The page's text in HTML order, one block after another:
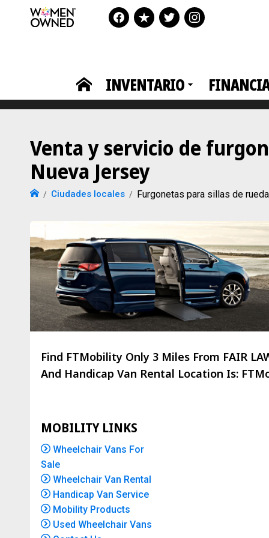
INVENTARIO
Venta y servicio de
Nueva Jersey
Ciudades locales Furgonetas para sillas de
Find FTMobility Only 3 Miles From FAIR
And Handicap Van Rental Location Is:
MOBILITY LINKS
Wheelchair Vans For
Sale
Wheelchair Van Rental
Handicap Van Service
Mobility Products
Used Wheelchair Vans